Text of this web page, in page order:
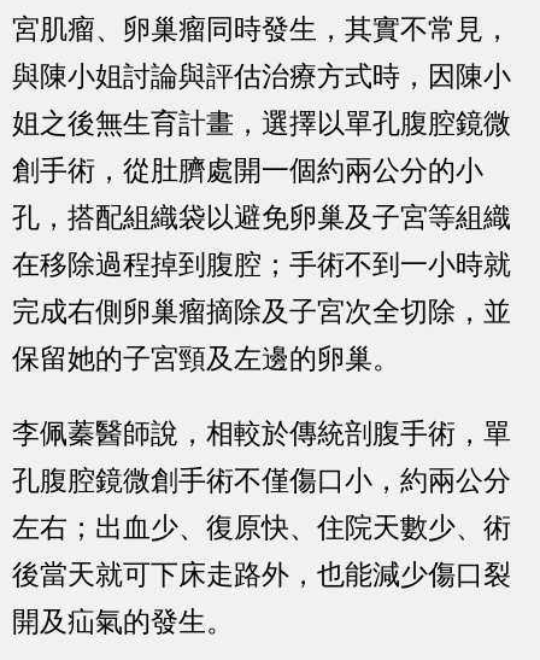
宮肌瘤、卵巢瘤同時發生，其實不常見，
與陳小姐討論與評估治療方式時，因陳小
姐之後無生育計畫，選擇以單孔腹腔鏡微
創手術，從肚臍處開一個約兩公分的小
孔，搭配組織袋以避免卵巢及子宮等組織
在移除過程掉到腹腔；手術不到一小時就
完成右側卵巢瘤摘除及子宮次全切除，並
保留她的子宮頸及左邊的卵巢。
李佩蓁醫師說，相較於傳統剖腹手術，單
孔腹腔鏡微創手術不僅傷口小，約兩公分
左右；出血少、復原快、住院天數少、術
後當天就可下床走路外，也能減少傷口裂
開及疝氣的發生。